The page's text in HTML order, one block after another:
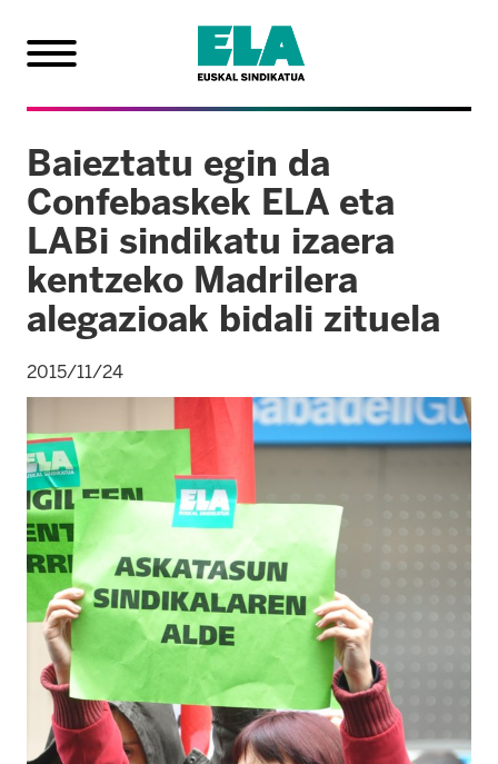
Baieztatu egin da
Confebaskek ELA eta
LABi sindikatu izaera
kentzeko Madrilera
alegazioak bidali zituela
2015/11/24